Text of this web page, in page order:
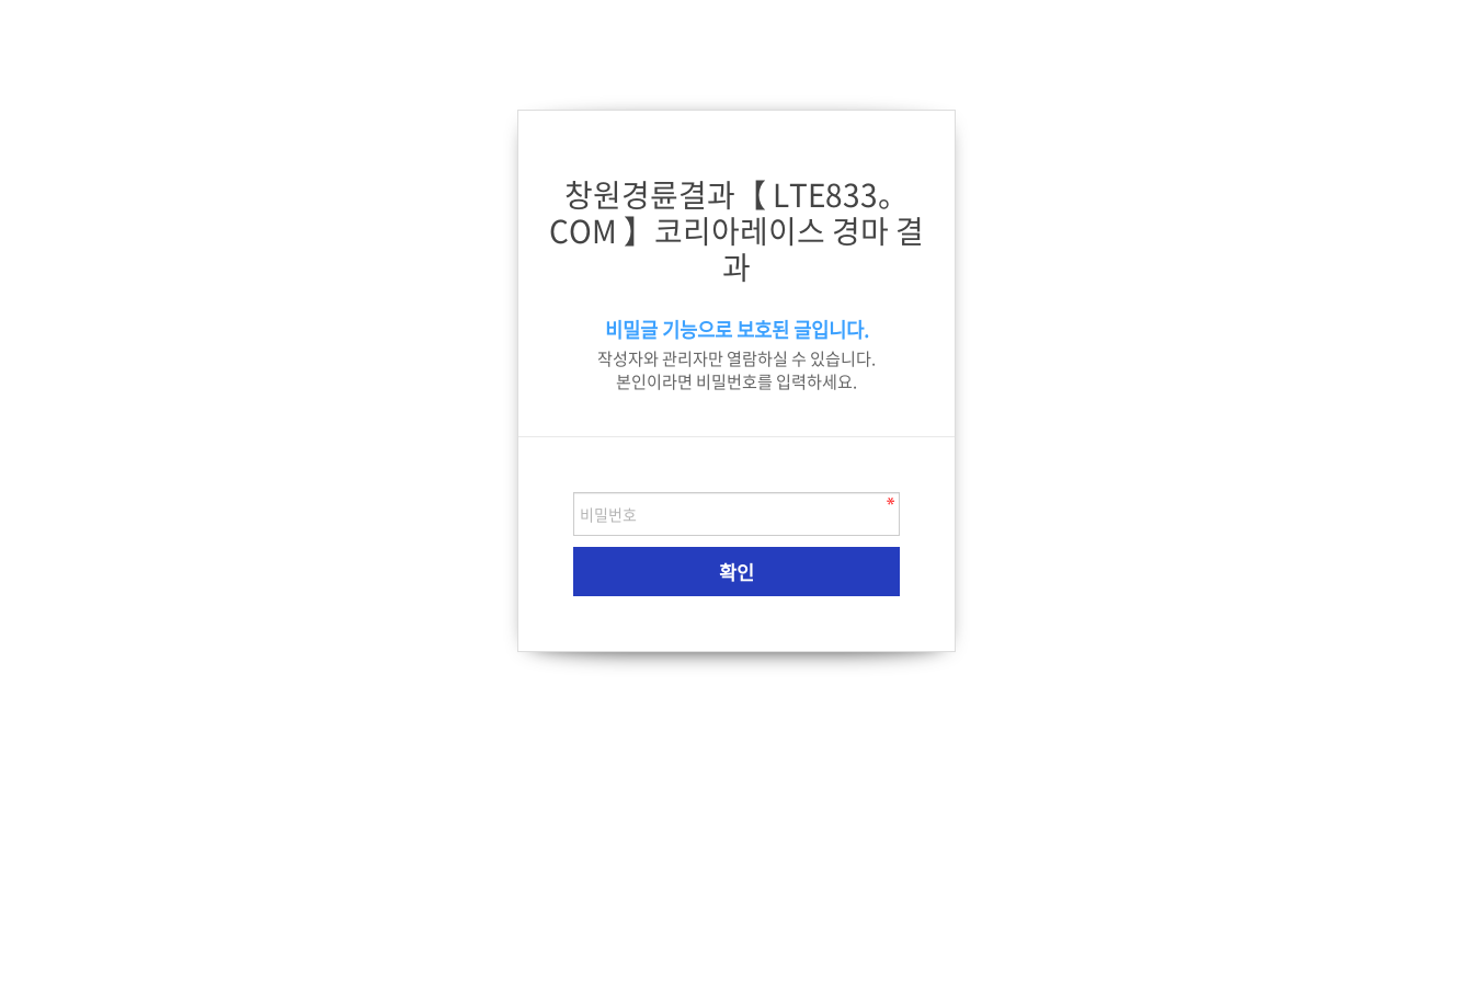
창원경륜결과【 LTE833。
COM 】코리아레이스 경마 결
과
비밀글 기능으로 보호된 글입니다.
작성자와 관리자만 열람하실 수 있습니다.
본인이라면 비밀번호를 입력하세요.